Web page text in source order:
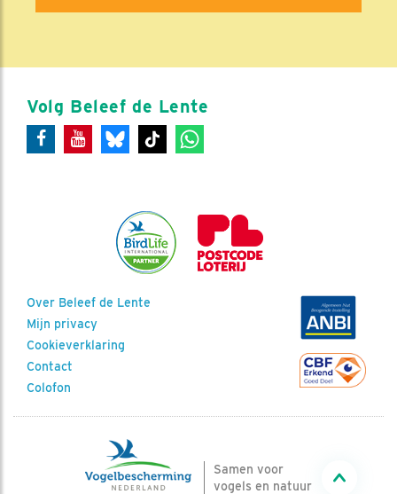
Volg Beleef de Lente
Over Beleef de Lente
Mijn privacy
Cookieverklaring
Contact
Colofon
Samen voor
vogels en natuur